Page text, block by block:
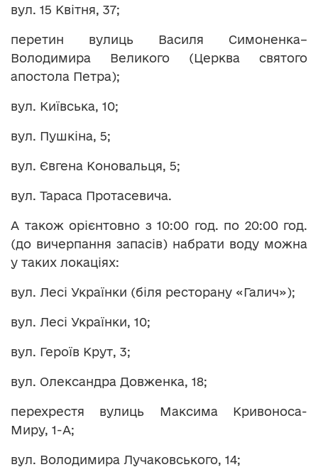
вул. 15 Квітня, 37;
перетин вулиць Василя Симоненка–
Володимира Великого (Церква святого
апостола Петра);
вул. Київська, 10;
вул. Пушкіна, 5;
вул. Євгена Коновальця, 5;
вул. Тараса Протасевича.
А також орієнтовно з 10:00 год. по 20:00 год.
(до вичерпання запасів) набрати воду можна
у таких локаціях:
вул. Лесі Українки (біля ресторану «Галич»);
вул. Лесі Українки, 10;
вул. Героїв Крут, 3;
вул. Олександра Довженка, 18;
перехрестя вулиць Максима Кривоноса-
Миру, 1-А;
вул. Володимира Лучаковського, 14;